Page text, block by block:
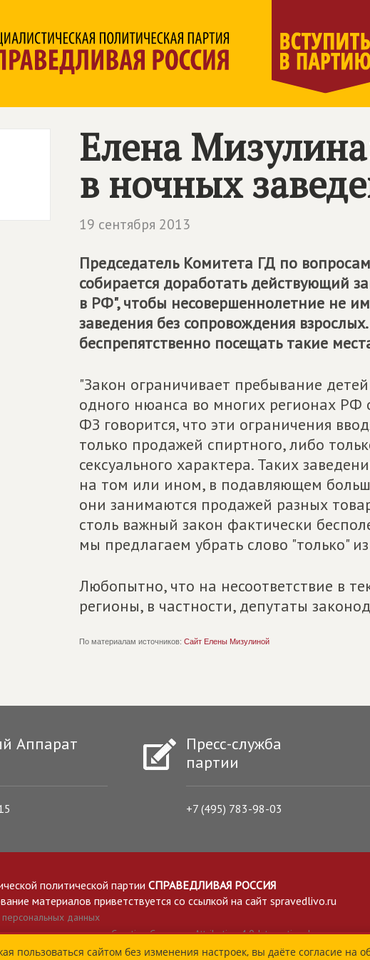
Елена
в ночных
19 сентября 2013
Председатель Комитета ГД по
собирается доработать действующий
в РФ", чтобы несовершеннолетние не
заведения без сопровождения
беспрепятственно посещать такие
"Закон ограничивает пребывание
одного нюанса во многих регионах РФ
ФЗ говорится, что эти ограничения
только продажей спиртного, либо
сексуального характера. Таких
на том или ином, в подавляющем
они занимаются продажей разных
столь важный закон фактически
мы предлагаем убрать слово "только"
Любопытно, что на несоответствие в
регионы, в частности, депутаты
По материалам источников: Сайт Елены Мизулиной
Аппарат
Пресс-служба
партии
+7 (495) 783-98-03
политической партии СПРАВЕДЛИВАЯ РОССИЯ
материалов приветствуется со ссылкой на сайт spravedlivo.ru
данных
доступны по лицензии Creative Commons Attribution 4.0 International
пользоваться сайтом без изменения настроек, вы даёте согласие на